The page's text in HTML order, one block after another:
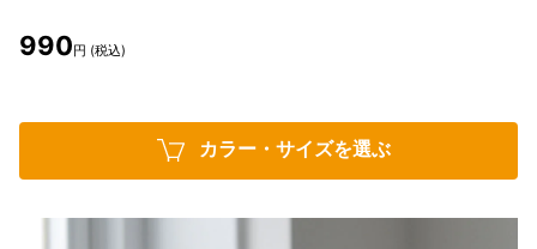
990円 (税込)
カラー・サイズを選ぶ